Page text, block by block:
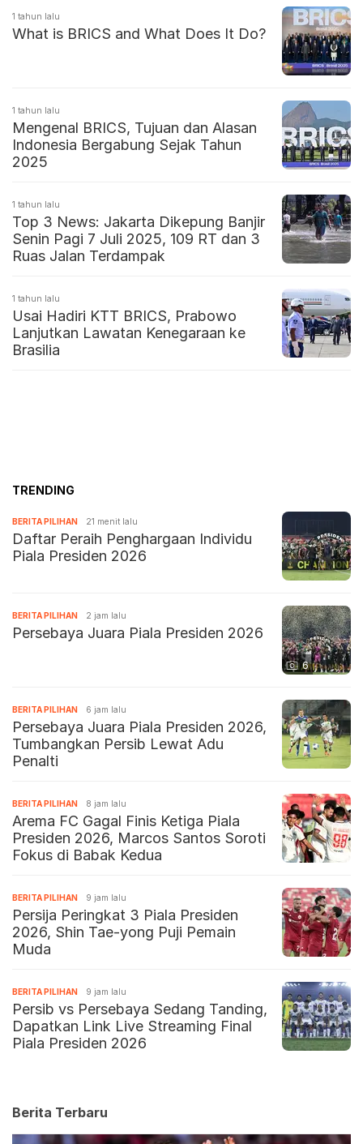
1 tahun lalu
What is BRICS and What Does It Do?
1 tahun lalu
Mengenal BRICS, Tujuan dan Alasan
Indonesia Bergabung Sejak Tahun
2025
1 tahun lalu
Top 3 News: Jakarta Dikepung Banjir
Senin Pagi 7 Juli 2025, 109 RT dan 3
Ruas Jalan Terdampak
1 tahun lalu
Usai Hadiri KTT BRICS, Prabowo
Lanjutkan Lawatan Kenegaraan ke
Brasilia
TRENDING
BERITA PILIHAN 21 menit lalu
Daftar Peraih Penghargaan Individu
Piala Presiden 2026
6
BERITA PILIHAN 2 jam lalu
Persebaya Juara Piala Presiden 2026
BERITA PILIHAN 6 jam lalu
Persebaya Juara Piala Presiden 2026,
Tumbangkan Persib Lewat Adu
Penalti
BERITA PILIHAN 8 jam lalu
Arema FC Gagal Finis Ketiga Piala
Presiden 2026, Marcos Santos Soroti
Fokus di Babak Kedua
BERITA PILIHAN 9 jam lalu
Persija Peringkat 3 Piala Presiden
2026, Shin Tae-yong Puji Pemain
Muda
BERITA PILIHAN 9 jam lalu
Persib vs Persebaya Sedang Tanding,
Dapatkan Link Live Streaming Final
Piala Presiden 2026
Berita Terbaru